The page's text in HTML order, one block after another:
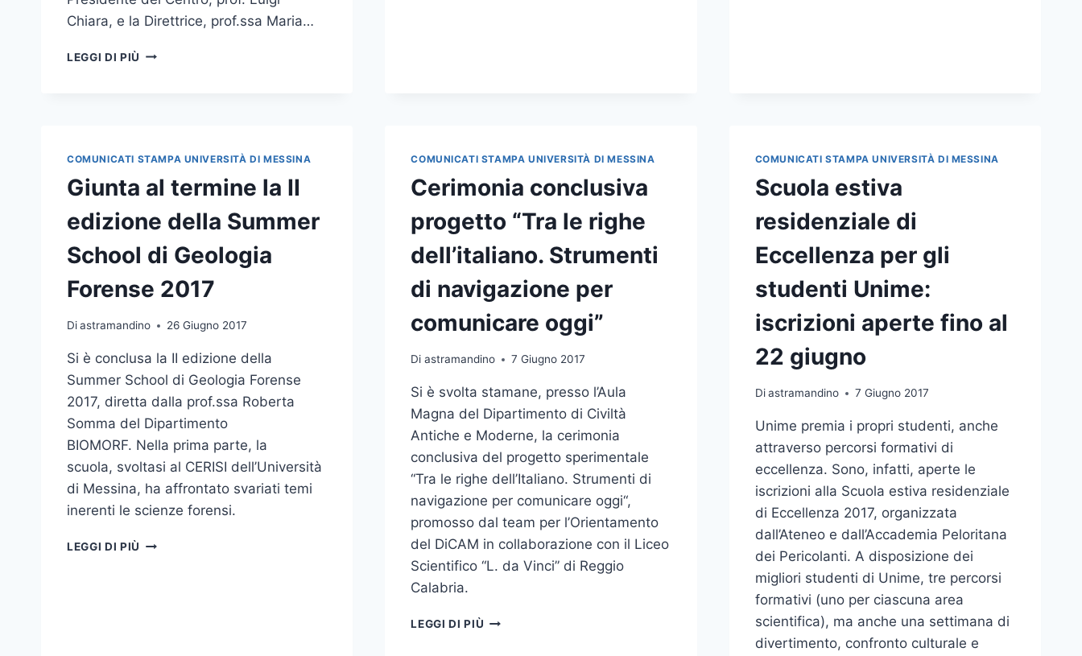
Chiara, e la Direttrice, prof.ssa Maria…
LEGGI DI PIÙ GIOVEDÌ
DEL
DI
SUL
MAFIOSO
DAL
STUDI
MAFIE
DI
COMUNICATI STAMPA UNIVERSITÀ DI MESSINA
Giunta al termine la II
edizione della Summer
School di Geologia
Forense 2017
Diastramandino 26 Giugno 2017
Si è conclusa la II edizione della
Summer School di Geologia Forense
2017, diretta dalla prof.ssa Roberta
Somma del Dipartimento
BIOMORF. Nella prima parte, la
scuola, svoltasi al CERISI dell’Università
di Messina, ha affrontato svariati temi
inerenti le scienze forensi.
LEGGI DI PIÙ GIUNTA
COMUNICATI STAMPA UNIVERSITÀ DI MESSINA
Cerimonia conclusiva
progetto “Tra le righe
dell’italiano. Strumenti
di navigazione per
comunicare oggi”
Di astramandino 7 Giugno 2017
Si è svolta stamane, presso l’Aula
Magna del Dipartimento di Civiltà
Antiche e Moderne, la cerimonia
conclusiva del progetto sperimentale
“Tra le righe dell’Italiano. Strumenti di
navigazione per comunicare oggi“,
promosso dal team per l’Orientamento
del DiCAM in collaborazione con il Liceo
Scientifico “L. da Vinci” di Reggio
Calabria.
LEGGI DI PIÙ CERIMONIA
COMUNICATI STAMPA UNIVERSITÀ DI MESSINA
Scuola estiva
residenziale di
Eccellenza per gli
studenti Unime:
iscrizioni aperte fino al
22 giugno
Di astramandino 7 Giugno 2017
Unime premia i propri studenti, anche
attraverso percorsi formativi di
eccellenza. Sono, infatti, aperte le
iscrizioni alla Scuola estiva residenziale
di Eccellenza 2017, organizzata
dall’Ateneo e dall’Accademia Peloritana
dei Pericolanti. A disposizione dei
migliori studenti di Unime, tre percorsi
formativi (uno per ciascuna area
scientifica), ma anche una settimana di
divertimento, confronto culturale e